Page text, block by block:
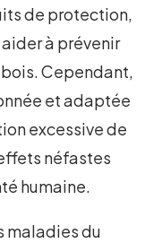
de protection,
à prévenir
Cependant,
et adaptée
excessive de
néfastes
humaine.
maladies du